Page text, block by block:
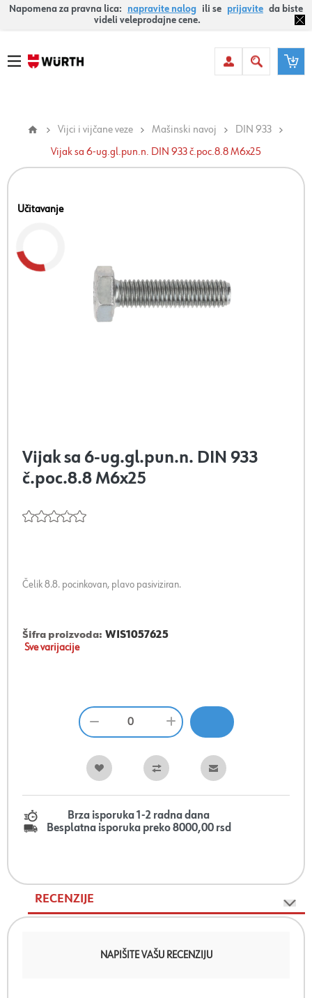
Napomena za pravna lica: napravite nalog ili se prijavite da biste
videli veleprodajne cene.
Vijci i vijčane veze Mašinski navoj
DIN 933
Vijak sa 6-ug.gl.pun.n. DIN 933 č.poc.8.8 M6x25
Učitavanje
Vijak sa 6-ug.gl.pun.n. DIN 933
č.poc.8.8 M6x25
Čelik 8.8. pocinkovan, plavo pasiviziran.
Šifra proizvoda: WIS1057625
Sve varijacije
Brza isporuka 1-2 radna dana
Besplatna isporuka preko 8000,00 rsd
RECENZIJE
NAPIŠITE VAŠU RECENZIJU